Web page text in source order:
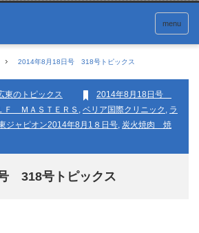
menu
2014年8月18日号 318号トピックス
東のトピックス
2014年8月18日号
Ｆ ＭＡＳＴＥＲＳ , ベリア国際クリニック , ラ
ジャピオン2014年8月1８日号, 炭火焼肉 焼
318号トピックス